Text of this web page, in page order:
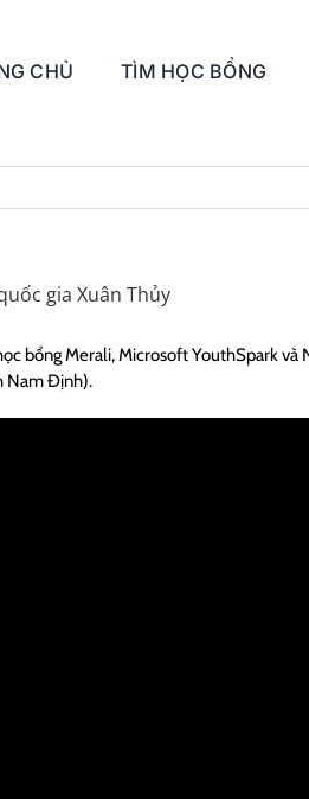
CHỦ TÌM HỌC BỔNG
gia Xuân Thủy
bổng Merali, Microsoft YouthSpark
Nam Định).